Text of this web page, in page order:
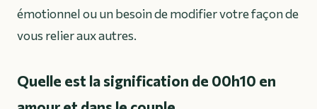
émotionnel ou un besoin de modifier votre façon de
vous relier aux autres.
Quelle est la signification de 00h10 en